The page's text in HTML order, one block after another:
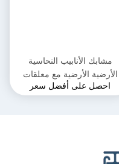
مشابك الأنابيب النحاسية
الأرضية الأرضية مع معلقات
شفرة مطاطية قابلة للتعديل
احصل على أفضل سعر